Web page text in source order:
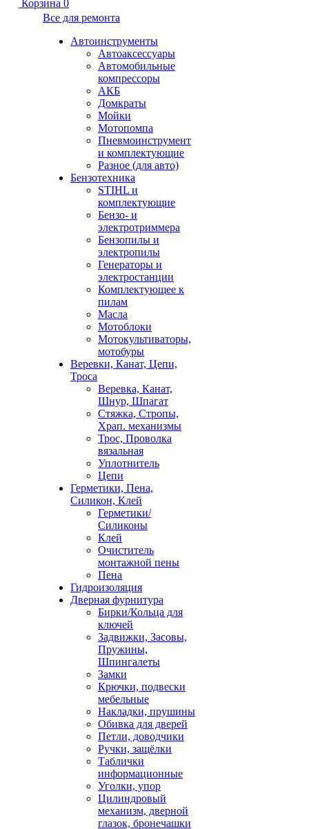
Корзина 0
Все для ремонта
Автоинструменты
Автоаксессуары
Автомобильные
компрессоры
АКБ
Домкраты
Мойки
Мотопомпа
Пневмоинструмент
и комплектующие
Разное (для авто)
Бензотехника
STIHL и
комплектующие
Бензо- и
электротриммера
Бензопилы и
электропилы
Генераторы и
электростанции
Комплектующее к
пилам
Масла
Мотоблоки
Мотокультиваторы,
мотобуры
Веревки, Канат, Цепи,
Троса
Веревка, Канат,
Шнур, Шпагат
Стяжка, Стропы,
Храп. механизмы
Трос, Проволка
вязальная
Уплотнитель
Цепи
Герметики, Пена,
Силикон, Клей
Герметики/
Силиконы
Клей
Очиститель
монтажной пены
Пена
Гидроизоляция
Дверная фурнитура
Бирки/Кольца для
ключей
Задвижки, Засовы,
Пружины,
Шпингалеты
Замки
Крючки, подвески
мебельные
Накладки, прушины
Обивка для дверей
Петли, доводчики
Ручки, защёлки
Таблички
информационные
Уголки, упор
Цилиндровый
механизм, дверной
глазок, бронечашки